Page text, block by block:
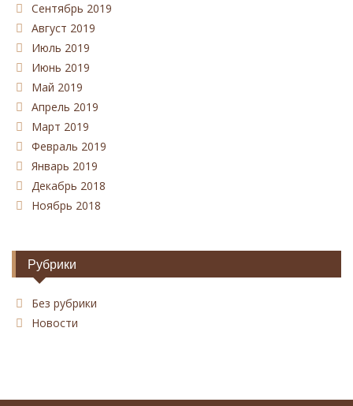
Сентябрь 2019
Август 2019
Июль 2019
Июнь 2019
Май 2019
Апрель 2019
Март 2019
Февраль 2019
Январь 2019
Декабрь 2018
Ноябрь 2018
Рубрики
Без рубрики
Новости